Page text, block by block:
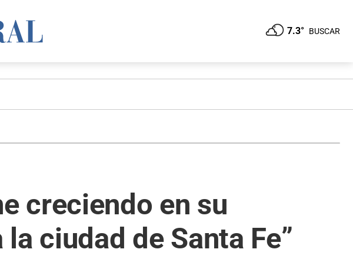
7.3° BUSCAR
creciendo en su
ciudad de Santa Fe”